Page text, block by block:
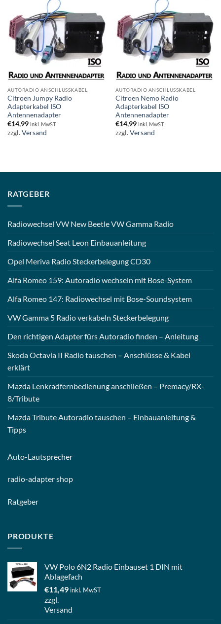
AUTORADIO ANSCHLUSSKABEL
Citroen Jumpy Radio
Adapterkabel ISO
Antennenadapter
€14,99 inkl. MwST
zzgl.Versand
AUTORADIO ANSCHLUSSKABEL
Citroen Nemo Radio
Adapterkabel ISO
Antennenadapter
€14,99 inkl. MwST
zzgl.Versand
RATGEBER
Radiowechsel VW New Beetle VW Gamma Radio
Radiowechsel Seat Leon Einbauanleitung
Opel Meriva Radio Steckerbelegung CD30
Alfa Romeo 159: Autoradio wechseln mit Bose-System
Alfa Romeo 147: Radiowechsel mit Bose-Soundsystem
VW Gamma 5 Radio verkabeln Steckerbelegung
Den richtigen Adapter fürs Autoradio finden – Anleitung
Skoda Octavia II Radio tauschen – Anschlüsse & Kabel
erklärt
Mazda Lenkradfernbedienung anschließen – Premacy/RX-
8/Tribute
Mazda Tribute Autoradio tauschen – Einbauanleitung &
Tipps
Auto-Lautsprecher
radio-adapter shop
Ratgeber
PRODUKTE
VW Polo 6N2 Radio Einbauset 1 DIN mit
Ablagefach
€11,49 inkl. MwST
zzgl.
Versand